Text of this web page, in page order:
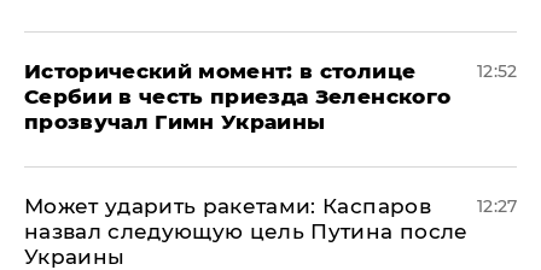
Исторический момент: в столице
Сербии в честь приезда Зеленского
прозвучал Гимн Украины
12:52
Может ударить ракетами: Каспаров
назвал следующую цель Путина после
Украины
12:27